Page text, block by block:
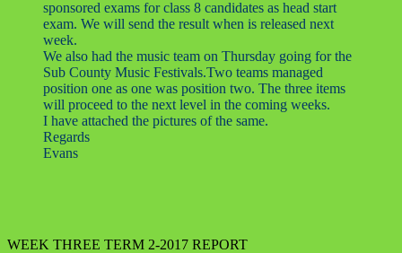
sponsored exams for class 8 candidates as head start
exam. We will send the result when is released next
week.
We also had the music team on Thursday going for the
Sub County Music Festivals.Two teams managed
position one as one was position two. The three items
will proceed to the next level in the coming weeks.
I have attached the pictures of the same.
Regards
Evans
WEEK THREE TERM 2-2017 REPORT